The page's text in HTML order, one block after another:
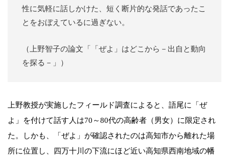
性に気軽に話しかけた、短く断片的な発話であったこ
とをおぼえているに過ぎない。
（上野智子の論文「「ぜよ」はどこから－出自と動向
を探る－」）
上野教授が実施したフィールド調査によると、語尾に「ぜ
よ」を付けて話す人は70～80代の高齢者（男女）に限定され
た。しかも、「ぜよ」が確認されたのは高知市から離れた場
所に位置し、四万十川の下流にほど近い高知県西南地域の幡